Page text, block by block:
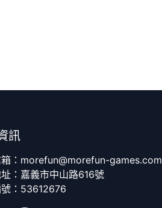
訊
箱：morefun@morefun-games.com
：嘉義市中山路616號
：53612676